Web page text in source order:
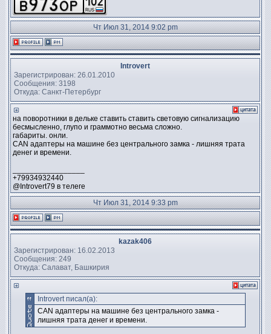
Чт Июл 31, 2014 9:02 pm
Introvert
Зарегистрирован: 26.01.2010
Сообщения: 3198
Откуда: Санкт-Петербург
на поворотники в дельке ставить ставить световую сигнализацию
бесмысленно, глупо и граммотно весьма сложно.
габариты. онли.
CAN адаптеры на машине без центрального замка - лишняя трата
денег и времени.
+79934932440
@Introvert79 в телеге
Чт Июл 31, 2014 9:33 pm
kazak406
Зарегистрирован: 16.02.2013
Сообщения: 249
Откуда: Салават, Башкирия
Introvert писал(а):
CAN адаптеры на машине без центрального замка -
лишняя трата денег и времени.